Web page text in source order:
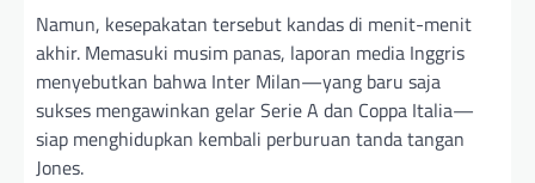
Namun, kesepakatan tersebut kandas di menit-menit
akhir. Memasuki musim panas, laporan media Inggris
menyebutkan bahwa Inter Milan—yang baru saja
sukses mengawinkan gelar Serie A dan Coppa Italia—
siap menghidupkan kembali perburuan tanda tangan
Jones.